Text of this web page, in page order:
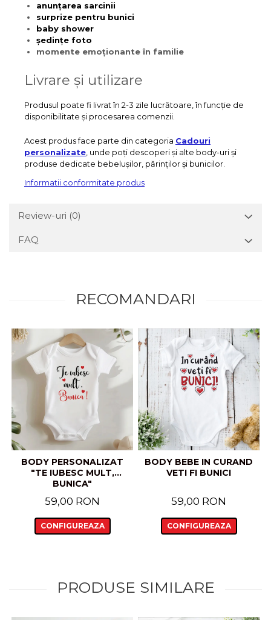
anunțarea sarcinii
surprize pentru bunici
baby shower
ședințe foto
momente emoționante în familie
Livrare și utilizare
Produsul poate fi livrat în 2-3 zile lucrătoare, în funcție de
disponibilitate și procesarea comenzii.
Acest produs face parte din categoria Cadouri
personalizate , unde poți descoperi și alte body-uri și
produse dedicate bebelușilor, părinților și bunicilor.
Informatii conformitate produs
Review-uri (0)
FAQ
RECOMANDARI
BODY PERSONALIZAT
"TE IUBESC MULT,
BUNICA"
59,00 RON
CONFIGUREAZA
BODY BEBE IN CURAND
VETI FI BUNICI
59,00 RON
CONFIGUREAZA
PRODUSE SIMILARE